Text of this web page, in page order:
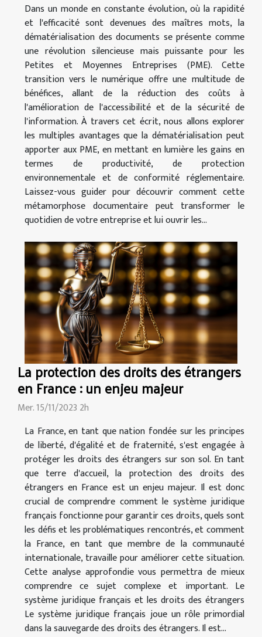
Dans un monde en constante évolution, où la rapidité
et l'efficacité sont devenues des maîtres mots, la
dématérialisation des documents se présente comme
une révolution silencieuse mais puissante pour les
Petites et Moyennes Entreprises (PME). Cette
transition vers le numérique offre une multitude de
bénéfices, allant de la réduction des coûts à
l'amélioration de l'accessibilité et de la sécurité de
l'information. À travers cet écrit, nous allons explorer
les multiples avantages que la dématérialisation peut
apporter aux PME, en mettant en lumière les gains en
termes de productivité, de protection
environnementale et de conformité réglementaire.
Laissez-vous guider pour découvrir comment cette
métamorphose documentaire peut transformer le
quotidien de votre entreprise et lui ouvrir les...
La protection des droits des étrangers
en France : un enjeu majeur
Mer. 15/11/2023 2h
La France, en tant que nation fondée sur les principes
de liberté, d'égalité et de fraternité, s'est engagée à
protéger les droits des étrangers sur son sol. En tant
que terre d'accueil, la protection des droits des
étrangers en France est un enjeu majeur. Il est donc
crucial de comprendre comment le système juridique
français fonctionne pour garantir ces droits, quels sont
les défis et les problématiques rencontrés, et comment
la France, en tant que membre de la communauté
internationale, travaille pour améliorer cette situation.
Cette analyse approfondie vous permettra de mieux
comprendre ce sujet complexe et important. Le
système juridique français et les droits des étrangers
Le système juridique français joue un rôle primordial
dans la sauvegarde des droits des étrangers. Il est...